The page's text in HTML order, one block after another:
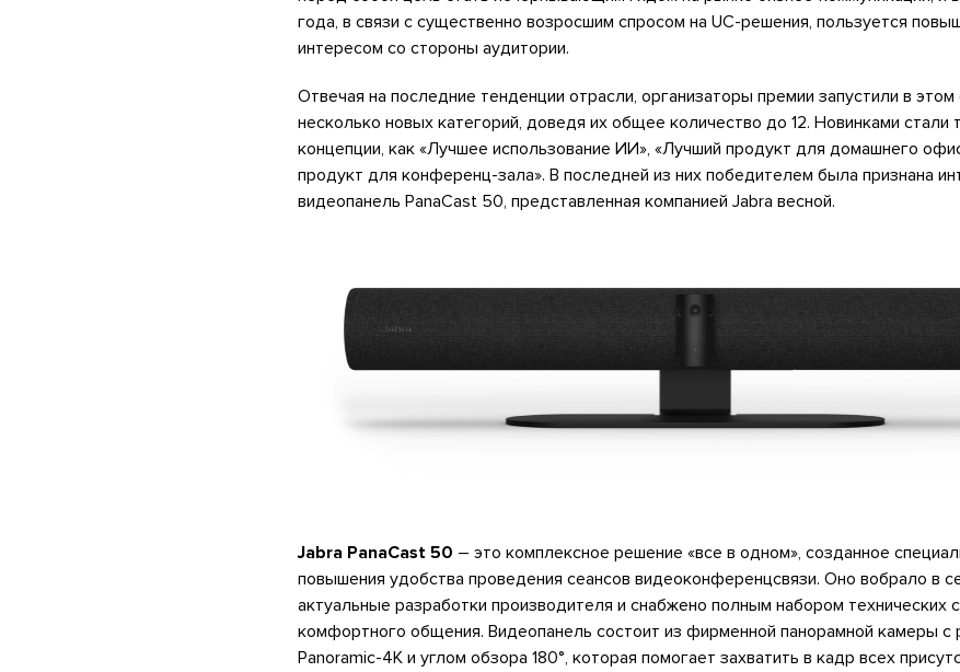
года, в связи с существенно возросшим спросом на UC-решения, пользуется
интересом со стороны аудитории.
Отвечая на последние тенденции отрасли, организаторы премии запустили в этом
несколько новых категорий, доведя их общее количество до 12. Новинками стали
концепции, как «Лучшее использование ИИ», «Лучший продукт для домашнего
продукт для конференц-зала». В последней из них победителем была признана
видеопанель PanaCast 50, представленная компанией Jabra весной.
Jabra PanaCast 50 – это комплексное решение «все в одном», созданное
повышения удобства проведения сеансов видеоконференцсвязи. Оно вобрало в
актуальные разработки производителя и снабжено полным набором технических
комфортного общения. Видеопанель состоит из фирменной панорамной камеры с
Panoramic-4K и углом обзора 180°, которая помогает захватить в кадр всех